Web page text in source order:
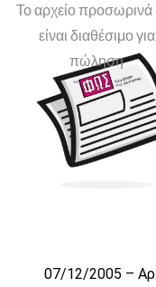
Το αρχείο προσωρινά
είναι διαθέσιμο για
πώληση
07/12/2005 – Αρ.